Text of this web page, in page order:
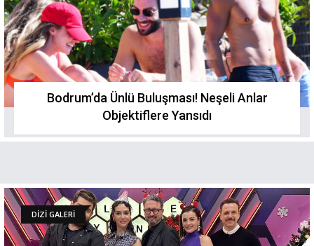
Bodrum’da Ünlü Buluşması! Neşeli Anlar
Objektiflere Yansıdı
DİZİ GALERİ